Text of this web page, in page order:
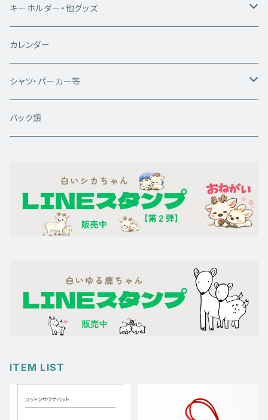
キーホルダー・他グッズ
キーホルダー
雑貨類
カレンダー
シャツ・パーカー等
白いシカちゃんシリーズ
長袖Tシャツ
トートバック類
写真プリントシリーズ
バック類
ITEM LIST